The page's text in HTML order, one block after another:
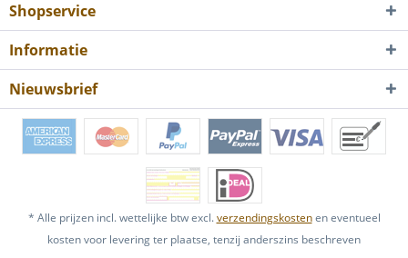
Shopservice
Informatie
Nieuwsbrief
* Alle prijzen incl. wettelijke btw excl.verzendingskostenen eventueel
kosten voor levering ter plaatse, tenzij anderszins beschreven